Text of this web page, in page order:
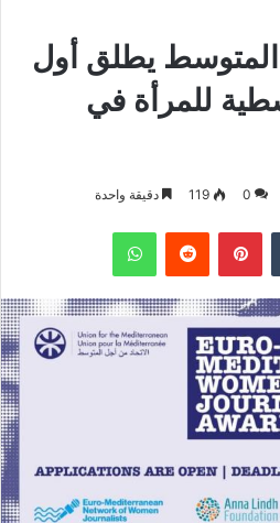
المتوسط يطلق أول
للمرأة في
0
119 دقيقة واحدة
بينتيريست واتساب